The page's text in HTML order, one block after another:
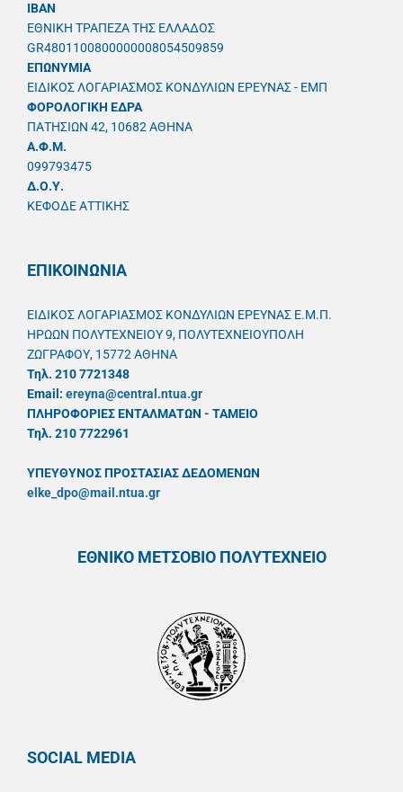
IBAN
ΕΘΝΙΚΗ ΤΡΑΠΕΖΑ ΤΗΣ ΕΛΛΑΔΟΣ
GR4801100800000008054509859
ΕΠΩΝΥΜΙΑ
ΕΙΔΙΚΟΣ ΛΟΓΑΡΙΑΣΜΟΣ ΚΟΝΔΥΛΙΩΝ ΕΡΕΥΝΑΣ - ΕΜΠ
ΦΟΡΟΛΟΓΙΚΗ ΕΔΡΑ
ΠΑΤΗΣΙΩΝ 42, 10682 ΑΘΗΝΑ
A.Φ.Μ.
099793475
Δ.Ο.Υ.
ΚΕΦΟΔΕ ΑΤΤΙΚΗΣ
ΕΠΙΚΟΙΝΩΝΙΑ
ΕΙΔΙΚΟΣ ΛΟΓΑΡΙΑΣΜΟΣ ΚΟΝΔΥΛΙΩΝ ΕΡΕΥΝΑΣ Ε.Μ.Π.
ΗΡΩΩΝ ΠΟΛΥΤΕΧΝΕΙΟΥ 9, ΠΟΛΥΤΕΧΝΕΙΟΥΠΟΛΗ
ΖΩΓΡΑΦΟΥ, 15772 ΑΘΗΝΑ
Τηλ. 210 7721348
Email: ereyna@central.ntua.gr
ΠΛΗΡΟΦΟΡΙΕΣ ΕΝΤΑΛΜΑΤΩΝ - ΤΑΜΕΙΟ
Τηλ. 210 7722961
ΥΠΕΥΘYΝΟΣ ΠΡΟΣΤΑΣΙΑΣ ΔΕΔΟΜΕΝΩΝ
elke_dpo@mail.ntua.gr
ΕΘΝΙΚΟ ΜΕΤΣΟΒΙΟ ΠΟΛΥΤΕΧΝΕΙΟ
SOCIAL MEDIA